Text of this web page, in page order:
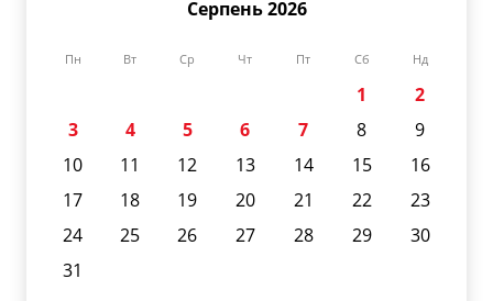
Серпень 2026
Пн Вт Ср Чт Пт Сб Нд
1
2
3
4 5 6 7 8
9
10
11 12 13 14 15
16
17
18 19 20 21 22
23
24
25 26 27 28 29
30
31